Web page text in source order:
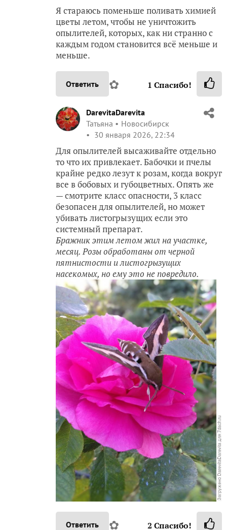
Я стараюсь поменьше поливать химией
цветы летом, чтобы не уничтожить
опылителей, которых, как ни странно с
каждым годом становится всё меньше и
меньше.
Ответить ✿ 1 Спасибо!
DarevitaDarevita
Татьяна
Новосибирск
30 января 2026, 22:34
Для опылителей высаживайте отдельно
то что их привлекает. Бабочки и пчелы
крайне редко лезут к розам, когда вокруг
все в бобовых и губоцветных. Опять же
— смотрите класс опасности, 3 класс
безопасен для опылителей, но может
убивать листогрызущих если это
системный препарат.
Бражник этим летом жил на участке,
месяц. Розы обработаны от черной
пятнистости и листогрызущих
насекомых, но ему это не повредило.
Ответить ✿ 2 Спасибо!